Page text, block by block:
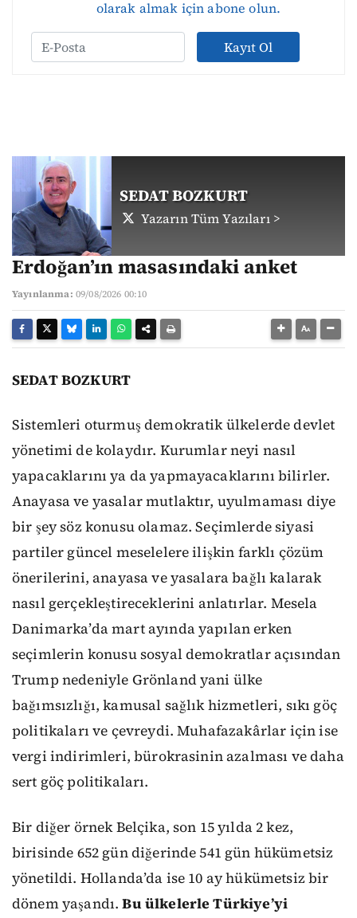
olarak almak için abone olun.
Kayıt Ol
SEDAT BOZKURT
Yazarın Tüm Yazıları >
Erdoğan’ın masasındaki anket
Yayınlanma: 09/08/2026 00:10
SEDAT BOZKURT
Sistemleri oturmuş demokratik ülkelerde devlet
yönetimi de kolaydır. Kurumlar neyi nasıl
yapacaklarını ya da yapmayacaklarını bilirler.
Anayasa ve yasalar mutlaktır, uyulmaması diye
bir şey söz konusu olamaz. Seçimlerde siyasi
partiler güncel meselelere ilişkin farklı çözüm
önerilerini, anayasa ve yasalara bağlı kalarak
nasıl gerçekleştireceklerini anlatırlar. Mesela
Danimarka’da mart ayında yapılan erken
seçimlerin konusu sosyal demokratlar açısından
Trump nedeniyle Grönland yani ülke
bağımsızlığı, kamusal sağlık hizmetleri, sıkı göç
politikaları ve çevreydi. Muhafazakârlar için ise
vergi indirimleri, bürokrasinin azalması ve daha
sert göç politikaları.
Bir diğer örnek Belçika, son 15 yılda 2 kez,
birisinde 652 gün diğerinde 541 gün hükümetsiz
yönetildi. Hollanda’da ise 10 ay hükümetsiz bir
dönem yaşandı.Bu ülkelerle Türkiye’yi